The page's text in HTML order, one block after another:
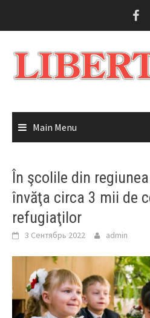
Main Menu
În şcolile din
învăţa circa 3 mii de
refugiaţilor
3 Сентябрь 2022 admin